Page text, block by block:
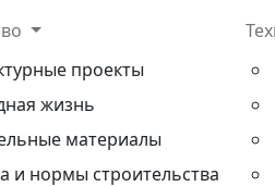
проекты
жизнь
материалы
и нормы строительства